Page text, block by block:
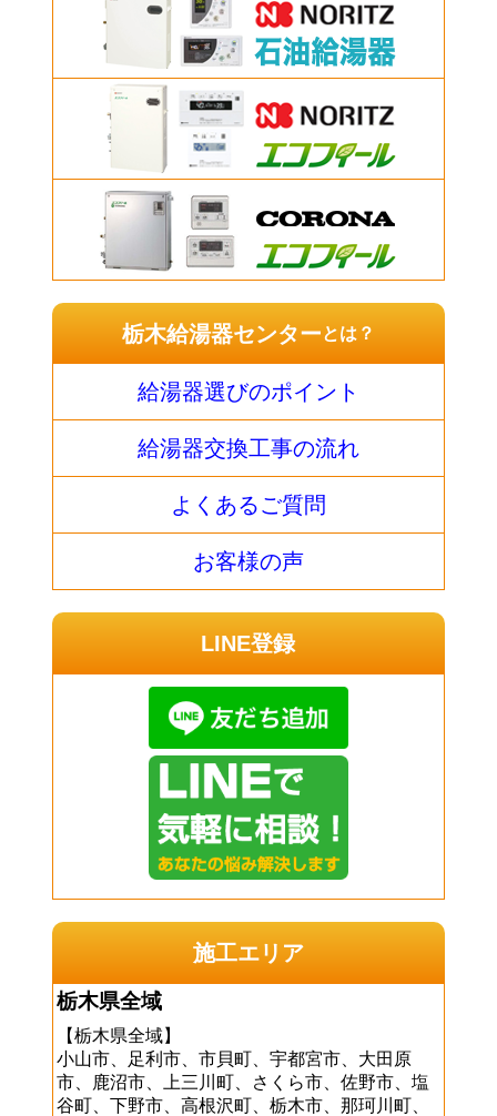
栃木給湯器センターとは？
給湯器選びのポイント
給湯器交換工事の流れ
よくあるご質問
お客様の声
LINE登録
施工エリア
栃木県全域
【栃木県全域】
小山市、足利市、市貝町、宇都宮市、大田原
市、鹿沼市、上三川町、さくら市、佐野市、塩
谷町、下野市、高根沢町、栃木市、那珂川町、